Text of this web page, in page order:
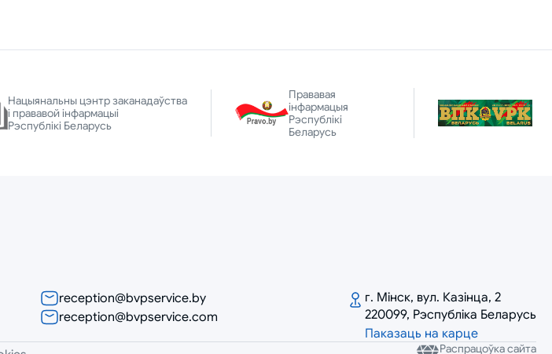
Нацыянальны цэнтр заканадаўства
і прававой інфармацыі
Рэспублікі Беларусь
Прававая
інфармацыя
Рэспублікі
Беларусь
reception@bvpservice.by
reception@bvpservice.com
г. Мінск, вул. Казінца, 2
220099, Рэспубліка Беларусь
Паказаць на карце
Распрацоўка сайта